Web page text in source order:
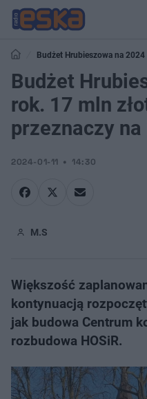
Budżet Hrubieszowa na
inwestycje
Budżet
rok. 17 mln
przeznaczy
2024-01-11 14:30
M.S
Większość
kontynuacją
jak budowa Centrum
rozbudowa HOSiR.